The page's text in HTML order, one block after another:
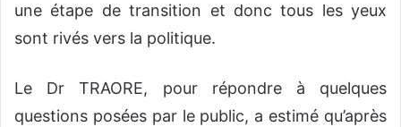
une étape de transition et donc tous les yeux
sont rivés vers la politique.
Le Dr TRAORE, pour répondre à quelques
questions posées par le public, a estimé qu’après